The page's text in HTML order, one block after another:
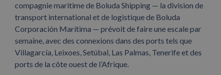
compagnie maritime de Boluda Shipping — la division de
transport international et de logistique de Boluda
Corporación Marítima — prévoit de faire une escale par
semaine, avec des connexions dans des ports tels que
Villagarcía, Leixoes, Setúbal, Las Palmas, Tenerife et des
ports de la côte ouest de l’Afrique.